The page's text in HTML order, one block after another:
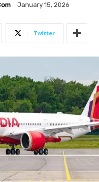
January 15, 2026
Twitter